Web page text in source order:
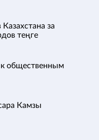
за
теңге
общественным
Камзы